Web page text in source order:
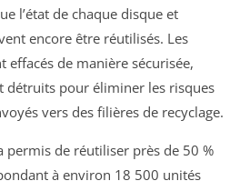
l’état de chaque disque et
encore être réutilisés. Les
effacés de manière sécurisée,
détruits pour éliminer les risques
vers des filières de recyclage.
permis de réutiliser près de 50 %
à environ 18 500 unités